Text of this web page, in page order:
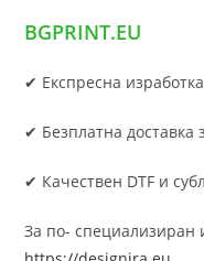
BGPRINT.EU
✔ Експресна
✔ Безплатна доставка
✔ Качествен DTF и
За по- специализиран